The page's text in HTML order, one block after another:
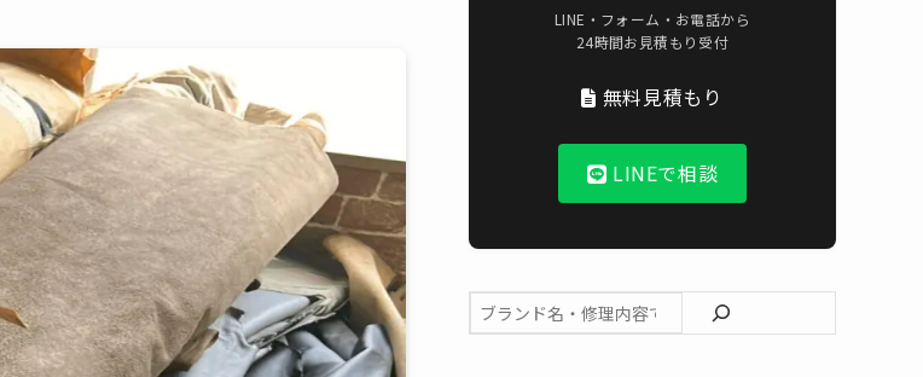
LINE・フォーム・お電話から
24時間お見積もり受付
無料見積もり
LINEで相談